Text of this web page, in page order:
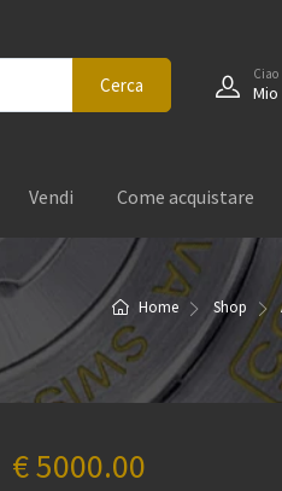
Cerca Ciao
Vendi Come acquistare
Home Shop
€ 5000.00